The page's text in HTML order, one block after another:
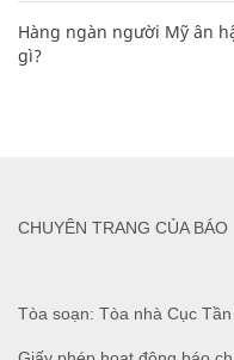
Hàng ngàn người Mỹ ân
gì?
Tòa soạn: Tòa nhà Cục
CHUYÊN TRANG CỦA BÁO